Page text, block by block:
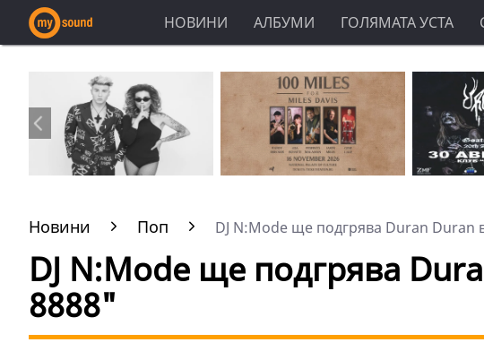
НОВИНИ АЛБУМИ ГОЛЯМАТА УСТА
Новини Поп DJ N:Mode ще подгрява Duran Duran
DJ N:Mode ще подгрява
8888"